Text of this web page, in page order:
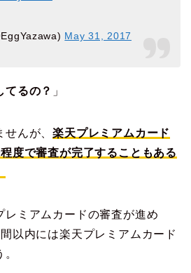
May 31, 2017
てるの？ 」
せんが、楽天プレミアムカード
度で審査が完了することもある
レミアムカードの審査が進め
以内には楽天プレミアムカード